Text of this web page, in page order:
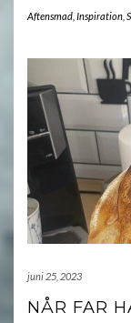
Aftensmad Inspiration
juni 25, 2023
NÅR FAR